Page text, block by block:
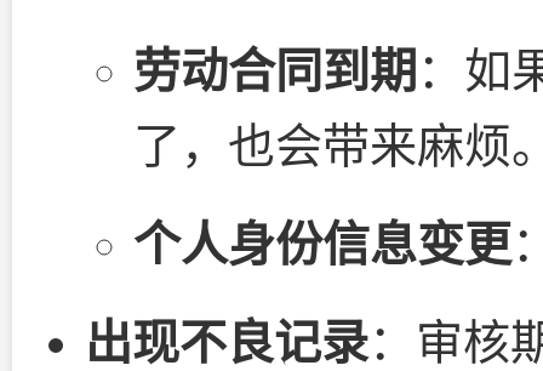
劳动合同到期 ：如
了，也会带来麻烦
个人身份信息变更
出现不良记录：审核